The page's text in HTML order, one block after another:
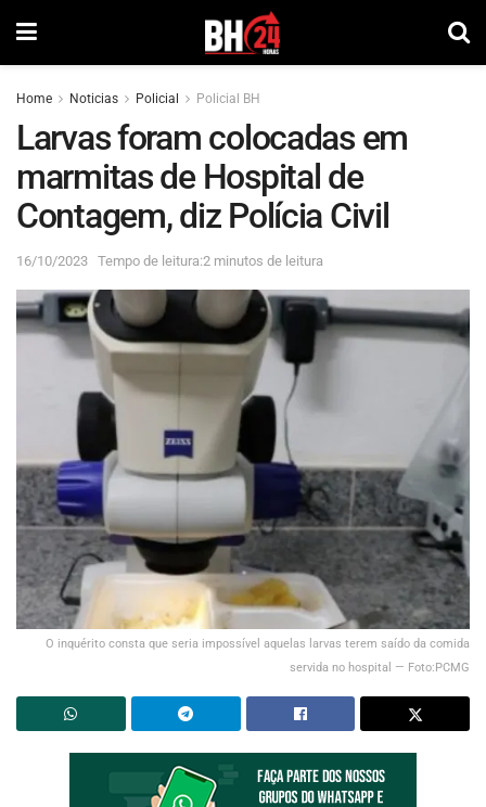
Home Noticias Policial Policial BH
Larvas foram colocadas em
marmitas de Hospital de
Contagem, diz Polícia Civil
16/10/2023 Tempo de leitura:2 minutos de leitura
O inquérito consta que seria impossível aquelas larvas terem saído da comida
servida no hospital — Foto:PCMG